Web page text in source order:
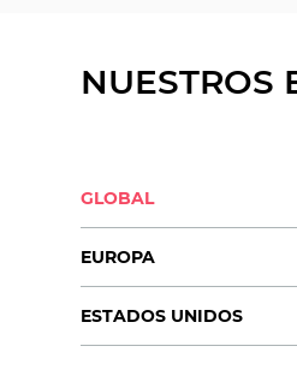
NUESTROS
GLOBAL
EUROPA
ESTADOS UNIDOS